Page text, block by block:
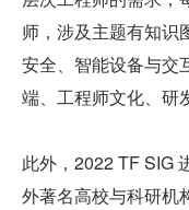
师，涉及主题有知识
安全、智能设备与交
端、工程师文化、研
此外，2022 TF SIG
外著名高校与科研机